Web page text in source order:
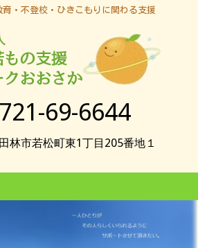
育・不登校・ひきこもりに関わる支援
69-6644
林市若松町東1丁目205番地１